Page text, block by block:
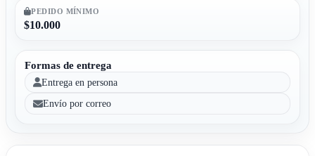
PEDIDO MÍNIMO
$10.000
Formas de entrega
Entrega en persona
Envío por correo